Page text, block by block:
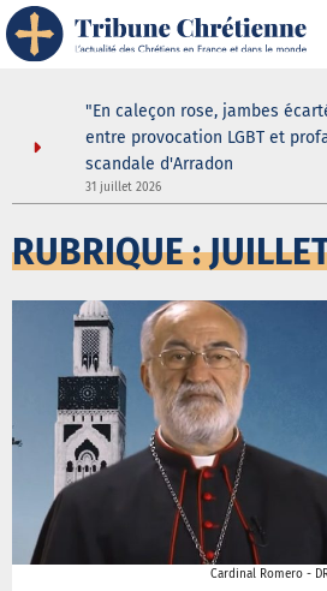
douche
"En caleçon rose, jambes
entre provocation LGBT et
scandale d'Arradon
31 juillet 2026
RUBRIQUE :
Cardinal Romero -